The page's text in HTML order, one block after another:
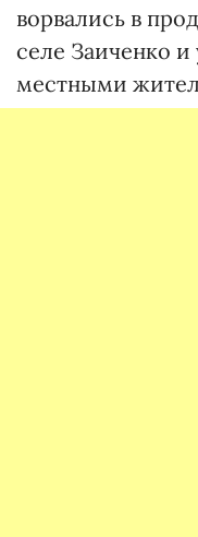
ворвались в
селе Заиченко и
местными